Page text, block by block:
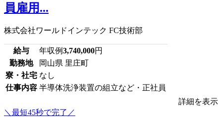
員雇用...
株式会社ワールドインテック FC技術部
給与 年収例3,740,000円
勤務地
岡山県 里庄町
寮・社宅 なし
仕事内容 半導体洗浄装置の組立など・正社員
詳細を表示
＼最短45秒で完了／